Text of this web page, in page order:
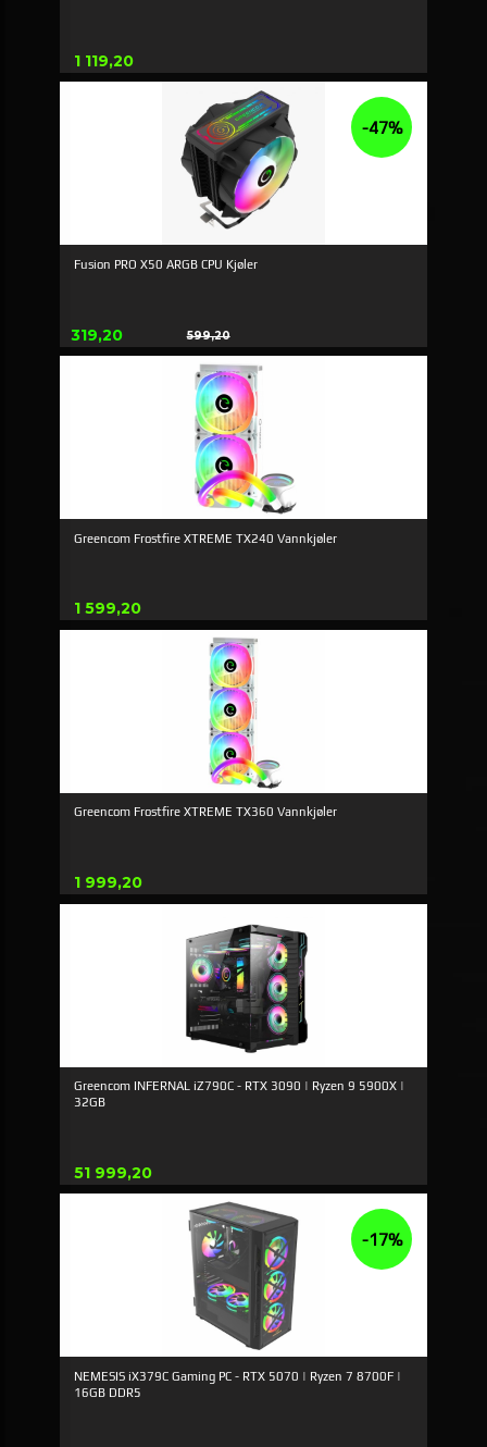
Pris
1 119,20
Fusion PRO X50 ARGB CPU Kjøler
Erbjudande
319,20 599,20
Rabatt
-47%
Greencom Frostfire XTREME TX240 Vannkjøler
Pris
1 599,20
Greencom Frostfire XTREME TX360 Vannkjøler
Pris
1 999,20
Greencom INFERNAL iZ790C - RTX 3090 | Ryzen 9 5900X |
32GB
Pris
51 999,20
NEMESIS iX379C Gaming PC - RTX 5070 | Ryzen 7 8700F |
16GB DDR5
-17%